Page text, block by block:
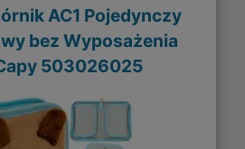
AC1 Pojedynczy
bez Wyposażenia
503026025